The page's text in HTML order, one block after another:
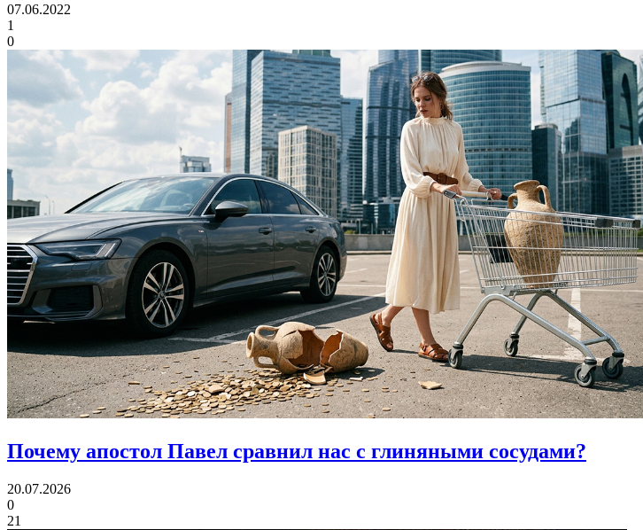
07.06.2022
1
0
Почему апостол Павел сравнил нас с глиняными сосудами?
20.07.2026
0
21